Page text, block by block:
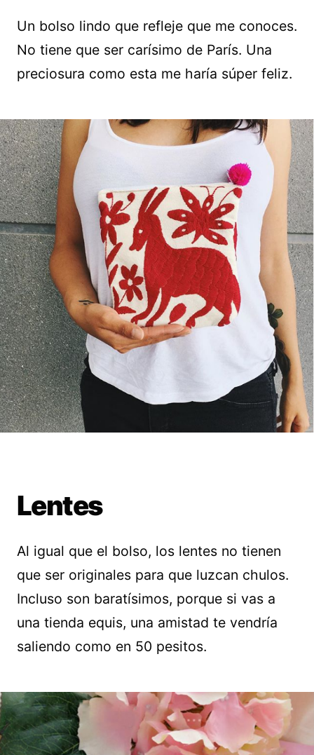
Un bolso lindo que refleje que me conoces.
No tiene que ser carísimo de París. Una
preciosura como esta me haría súper feliz.
Lentes
Al igual que el bolso, los lentes no tienen
que ser originales para que luzcan chulos.
Incluso son baratísimos, porque si vas a
una tienda equis, una amistad te vendría
saliendo como en 50 pesitos.